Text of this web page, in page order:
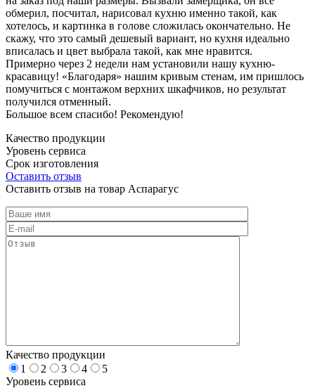
обмерил, посчитал, нарисовал кухню именно такой, как
хотелось, и картинка в голове сложилась окончательно. Не
скажу, что это самый дешевый вариант, но кухня идеально
вписалась и цвет выбрала такой, как мне нравится.
Примерно через 2 недели нам установили нашу кухню-
красавицу! «Благодаря» нашим кривым стенам, им пришлось
помучиться с монтажом верхних шкафчиков, но результат
получился отменный.
Большое всем спасибо! Рекомендую!
Качество продукции
Уровень сервиса
Срок изготовления
Оставить отзыв
Оставить отзыв на товар Аспарагус
Качество продукции
1
2 3 4
5
Уровень сервиса